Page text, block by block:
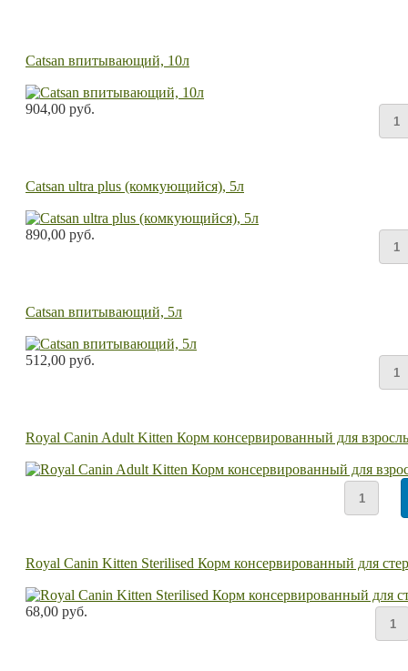
Catsan впитывающий, 10л
904,00 руб.
Catsan ultra plus (комкующийся), 5л
890,00 руб.
Catsan впитывающий, 5л
512,00 руб.
Royal Canin Adult Kitten Корм консервированный для
Royal Canin Kitten Sterilised Корм консервированный для
68,00 руб.